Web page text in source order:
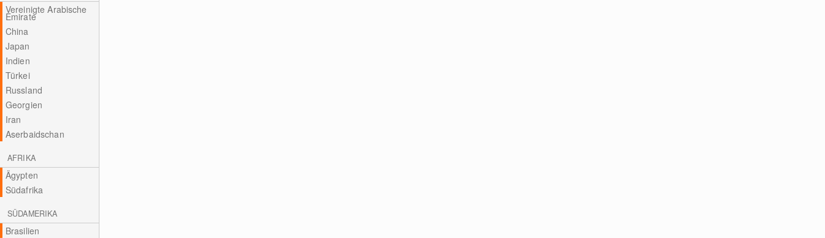
Vereinigte Arabische
Emirate
China
Japan
Indien
Türkei
Russland
Georgien
Iran
Aserbaidschan
AFRIKA
Ägypten
Südafrika
SÜDAMERIKA
Brasilien